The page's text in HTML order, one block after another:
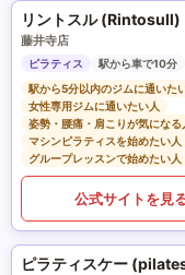
リントスル (Rintosull)
藤井寺店
ピラティス
駅から車で10分
駅から5分以内のジムに通いた
女性専用ジムに通いたい人
姿勢・腰痛・肩こりが気になる
マシンピラティスを始めたい人
グループレッスンで始めたい人
公式サイトを見
ピラティスケー